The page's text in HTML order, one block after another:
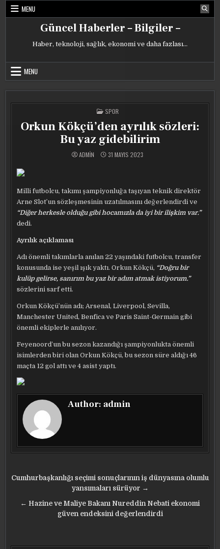
Skip
MENU
Güncel Haberler – Bilgiler –
Haber, teknoloji, sağlık, ekonomi ve daha fazlası…
MENU
POSTED
IN
SPOR
Orkun Kökçü’den ayrılık sözleri:
Bu yaz gidebilirim
ADMIN 31 MAYIS 2023
Milli futbolcu, takımı şampiyonluğa taşıyan teknik direktör
Arne Slot’un sözleşmesinin uzatılmasını değerlendirdi ve
“Diğer herkesle olduğu gibi hocamızla da iyi bir ilişkim var.”
dedi.
Ayrılık açıklaması
Adı önemli takımlarla anılan 22 yaşındaki futbolcu, transfer
konusunda ise yeşil ışık yaktı. Orkun Kökçü, “Doğru bir
kulüp gelirse, sanırım bu yaz bir adım atmak istiyorum.”
sözlerini sarf etti.
Orkun Kökçü’nün adı; Arsenal, Liverpool, Sevilla,
Manchester United, Benfica ve Paris Saint-Germain gibi
önemli ekiplerle anılıyor.
Feyenoord’un bu sezon kazandığı şampiyonlukta önemli
isimlerden biri olan Orkun Kökçü, bu sezon süre aldığı 46
maçta 12 gol attı ve 4 asist yaptı.
Author: admin
Yazı
gezinmesi
Cumhurbaşkanlığı seçimi sonuçlarının iş dünyasına olumlu
yansımaları sürüyor →
← Hazine ve Maliye Bakanı Nureddin Nebati ekonomi
güven endeksini değerlendirdi